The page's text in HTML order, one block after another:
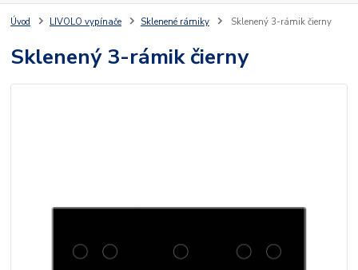
Úvod LIVOLO vypínače Sklenené rámiky Sklenený 3-rámik čierny
Sklenený 3-rámik čierny